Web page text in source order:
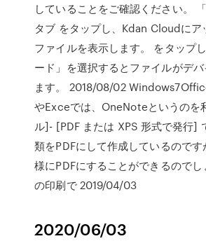
していることをご確認ください。
タブ をタップし、Kdan Cloudにア
ファイルを表示します。 をタップ
ード」を選択するとファイルがデ
ます。 2018/08/02
やExceでは、OneNoteというのを
ル]- [PDF または XPS 形式で発行]
類をPDFにして作成しているので
様にPDFにすることができるので
の印刷で 2019/04/03
2020/06/03